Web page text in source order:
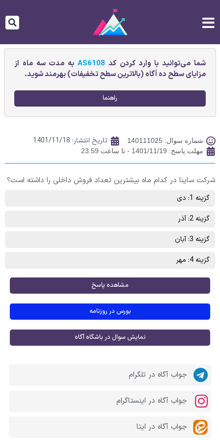
شما می‌توانید با وارد کردن کد AS6108به مدت سه ماه از
مزایای سطح ده آگاه (بالاترین سطح تخفیفات) بهرمند شوید.
راهنما
شماره سوال: 140111025 تاریخ انتشار: 1401/11/18
مهلت پاسخ: 1401/11/19 - تا ساعت 23:59
شرکت ساینا در کدام ماه بیشترین تعداد فروش داخلی را داشته است؟
گزینه 1: دی
گزینه 2: آذر
گزینه 3: آبان
گزینه 4: مهر
مشاهده پاسخ
بورس در روزنامه
نمایش سوال در باشگاه آگاه
جواب آگاه در تلگرام
جواب آگاه در اینستاگرام
جواب آگاه در ایتا